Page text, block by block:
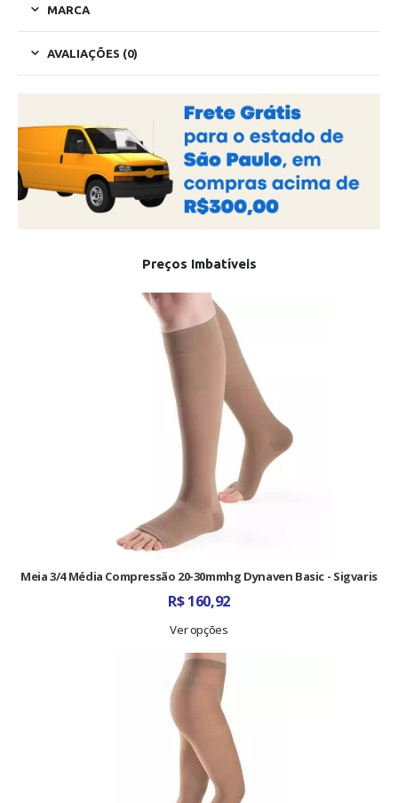
MARCA
AVALIAÇÕES (0)
Preços Imbatíveis
Meia 3/4 Média Compressão 20-30mmhg Dynaven Basic - Sigvaris
R$160,92
Ver opções